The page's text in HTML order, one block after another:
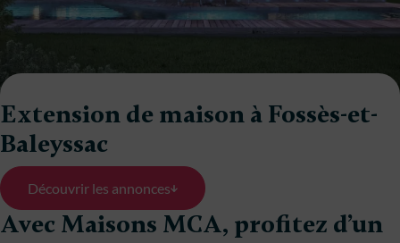
Extension de maison à Fossès-et-
Baleyssac
Découvrir les annonces
Avec Maisons MCA, profitez d’un